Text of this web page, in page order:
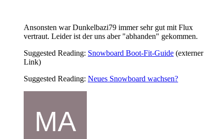
Ansonsten war Dunkelbazi79 immer sehr gut mit Flux
vertraut. Leider ist der uns aber "abhanden" gekommen.
Suggested Reading: Snowboard Boot-Fit-Guide (externer
Link)
Suggested Reading: Neues Snowboard wachsen?